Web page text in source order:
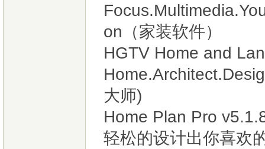
on（家装软件）
HGTV Home and
大师)
Home Plan Pro
轻松的设计出你喜欢